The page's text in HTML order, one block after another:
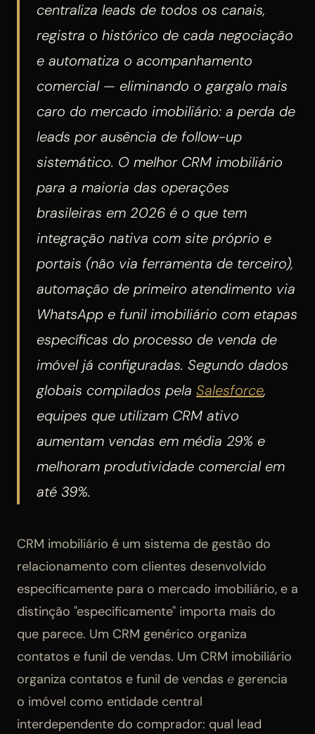
centraliza leads de todos os canais,
registra o histórico de cada negociação
e automatiza o acompanhamento
comercial — eliminando o gargalo mais
caro do mercado imobiliário: a perda de
leads por ausência de follow-up
sistemático. O melhor CRM imobiliário
para a maioria das operações
brasileiras em 2026 é o que tem
integração nativa com site próprio e
portais (não via ferramenta de terceiro),
automação de primeiro atendimento via
WhatsApp e funil imobiliário com etapas
específicas do processo de venda de
imóvel já configuradas. Segundo dados
globais compilados pela Salesforce,
equipes que utilizam CRM ativo
aumentam vendas em média 29% e
melhoram produtividade comercial em
até 39%.
CRM imobiliário é um sistema de gestão do
relacionamento com clientes desenvolvido
especificamente para o mercado imobiliário, e a
distinção "especificamente" importa mais do
que parece. Um CRM genérico organiza
contatos e funil de vendas. Um CRM imobiliário
organiza contatos e funil de vendas e gerencia
o imóvel como entidade central
interdependente do comprador: qual lead